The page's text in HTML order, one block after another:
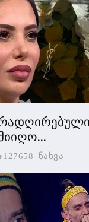
127658 ნახვა